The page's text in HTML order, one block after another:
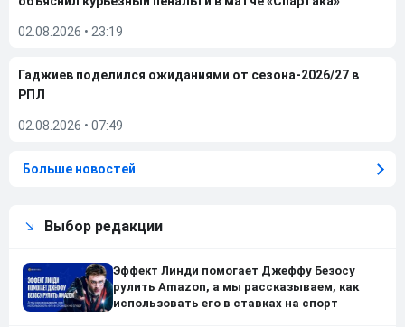
02.08.2026 • 23:19
Гаджиев поделился ожиданиями от сезона-2026/27 в
РПЛ
02.08.2026 • 07:49
Больше новостей
Выбор редакции
Эффект Линди помогает Джеффу Безосу
рулить Amazon, а мы рассказываем, как
использовать его в ставках на спорт